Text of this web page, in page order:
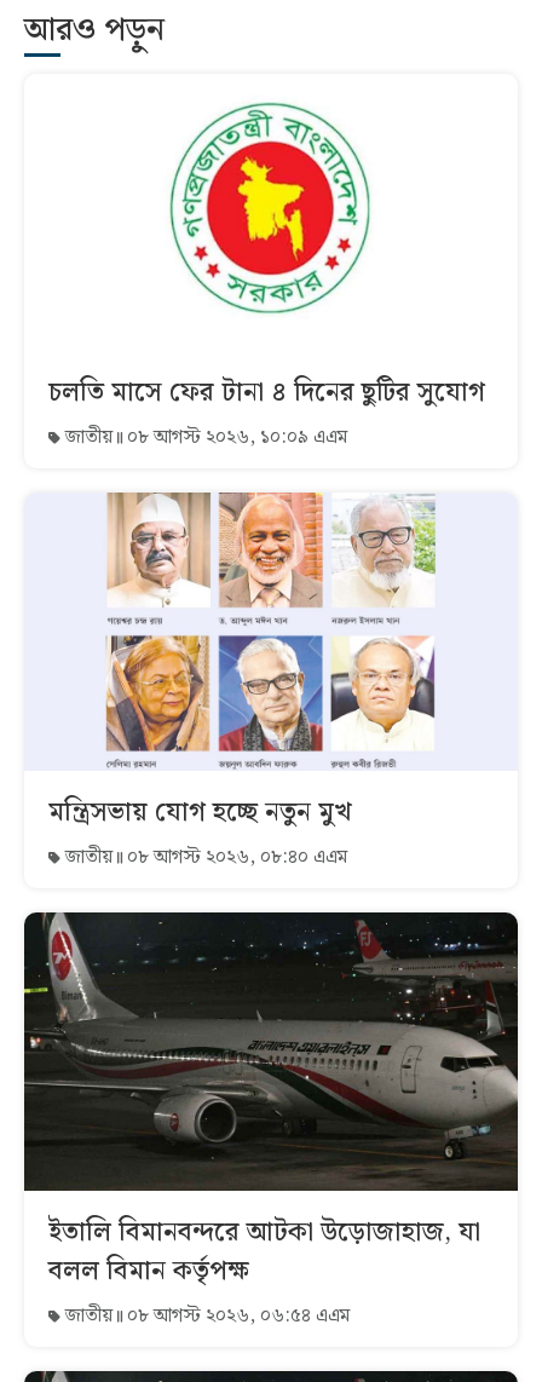
আরও পড়ুন
চলতি মাসে ফের টানা ৪ দিনের ছুটির সুযোগ
জাতীয় ০৮ আগস্ট ২০২৬, ১০:০৯ এএম
মন্ত্রিসভায় যোগ হচ্ছে নতুন মুখ
জাতীয় ০৮ আগস্ট ২০২৬, ০৮:৪০ এএম
ইতালি বিমানবন্দরে আটকা উড়োজাহাজ, যা
বলল বিমান কর্তৃপক্ষ
জাতীয় ০৮ আগস্ট ২০২৬, ০৬:৫৪ এএম